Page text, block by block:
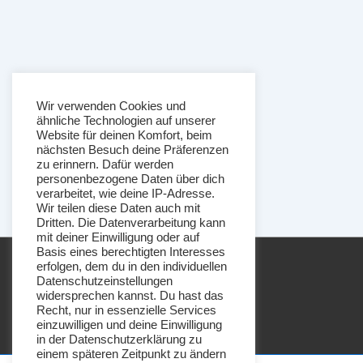
Wir verwenden Cookies und
ähnliche Technologien auf unserer
Website für deinen Komfort, beim
nächsten Besuch deine Präferenzen
zu erinnern. Dafür werden
personenbezogene Daten über dich
verarbeitet, wie deine IP-Adresse.
Wir teilen diese Daten auch mit
Dritten. Die Datenverarbeitung kann
mit deiner Einwilligung oder auf
Basis eines berechtigten Interesses
erfolgen, dem du in den individuellen
Datenschutzeinstellungen
widersprechen kannst. Du hast das
Recht, nur in essenzielle Services
einzuwilligen und deine Einwilligung
in der Datenschutzerklärung zu
einem späteren Zeitpunkt zu ändern